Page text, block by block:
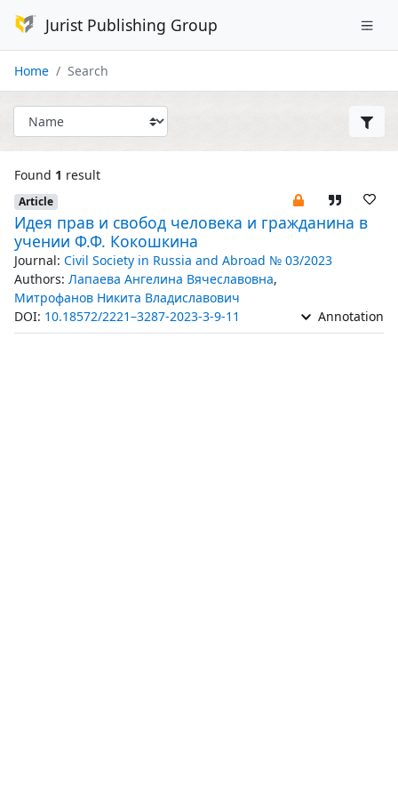
Jurist Publishing Group
Home Search
Found 1 result
Article
Идея прав и свобод человека и гражданина в
учении Ф.Ф. Кокошкина
Journal: Civil Society in Russia and Abroad № 03/2023
Authors: Лапаева Ангелина Вячеславовна,
Митрофанов Никита Владиславович
DOI: 10.18572/2221–3287-2023-3-9-11 Annotation